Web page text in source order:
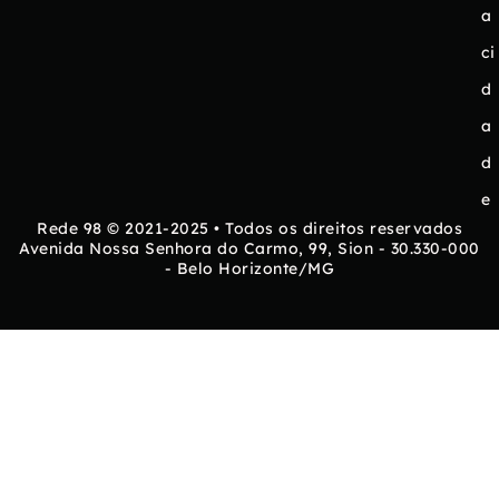
a
ci
d
a
d
e
Rede 98 © 2021-2025 • Todos os direitos reservados
Avenida Nossa Senhora do Carmo, 99, Sion - 30.330-000
- Belo Horizonte/MG